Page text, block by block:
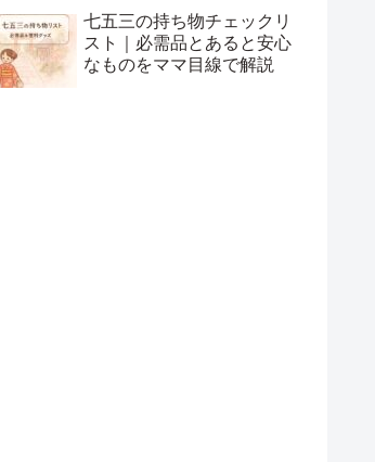
七五三の持ち物チェックリ
スト｜必需品とあると安心
なものをママ目線で解説